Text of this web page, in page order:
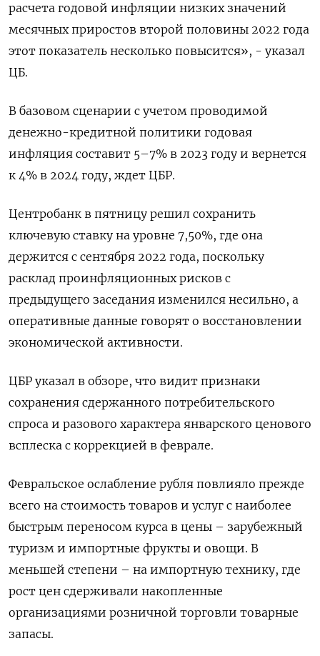
расчета годовой инфляции низких значений
месячных приростов второй половины 2022 года
этот показатель несколько повысится», - указал
ЦБ.
В базовом сценарии с учетом проводимой
денежно-кредитной политики годовая
инфляция составит 5–7% в 2023 году и вернется
к 4% в 2024 году, ждет ЦБР.
Центробанк в пятницу решил сохранить
ключевую ставку на уровне 7,50%, где она
держится с сентября 2022 года, поскольку
расклад проинфляционных рисков с
предыдущего заседания изменился несильно, а
оперативные данные говорят о восстановлении
экономической активности.
ЦБР указал в обзоре, что видит признаки
сохранения сдержанного потребительского
спроса и разового характера январского ценового
всплеска с коррекцией в феврале.
Февральское ослабление рубля повлияло прежде
всего на стоимость товаров и услуг с наиболее
быстрым переносом курса в цены – зарубежный
туризм и импортные фрукты и овощи. В
меньшей степени – на импортную технику, где
рост цен сдерживали накопленные
организациями розничной торговли товарные
запасы.